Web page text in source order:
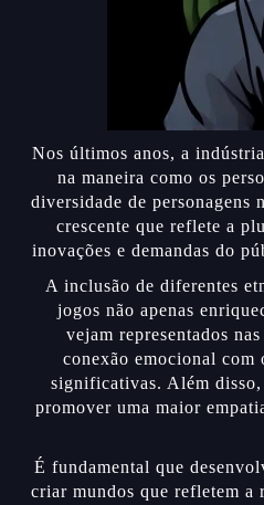
Nos últimos anos, a
na maneira como os
diversidade de personagens
crescente que reflete a
inovações e demandas do
A inclusão de diferentes
jogos não apenas
vejam representados
conexão emocional com
significativas. Além disso,
promover uma maior
É fundamental que
criar mundos que refletem a